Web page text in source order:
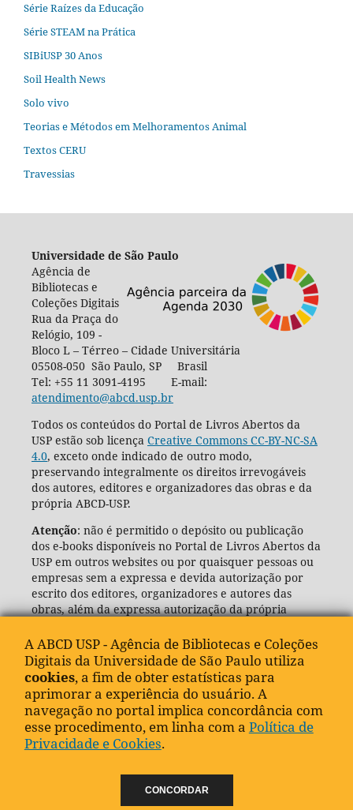
Série Raízes da Educação
Série STEAM na Prática
SIBiUSP 30 Anos
Soil Health News
Solo vivo
Teorias e Métodos em Melhoramentos Animal
Textos CERU
Travessias
Universidade de São Paulo
Agência de
Bibliotecas e
Coleções Digitais
Rua da Praça do
Relógio, 109 -
Bloco L – Térreo – Cidade Universitária
05508-050 São Paulo, SP Brasil
Tel: +55 11 3091-4195 E-mail:
atendimento@abcd.usp.br
Todos os conteúdos do Portal de Livros Abertos da
USP estão sob licença Creative Commons CC-BY-NC-SA
4.0, exceto onde indicado de outro modo,
preservando integralmente os direitos irrevogáveis
dos autores, editores e organizadores das obras e da
própria ABCD-USP.
Atenção: não é permitido o depósito ou publicação
dos e-books disponíveis no Portal de Livros Abertos da
USP em outros websites ou por quaisquer pessoas ou
empresas sem a expressa e devida autorização por
escrito dos editores, organizadores e autores das
obras, além da expressa autorização da própria
(ABCD-USP).
A ABCD USP - Agência de Bibliotecas e Coleções
Digitais da Universidade de São Paulo utiliza
cookies, a fim de obter estatísticas para
aprimorar a experiência do usuário. A
navegação no portal implica concordância com
esse procedimento, em linha com a Política de
Privacidade e Cookies.
CONCORDAR